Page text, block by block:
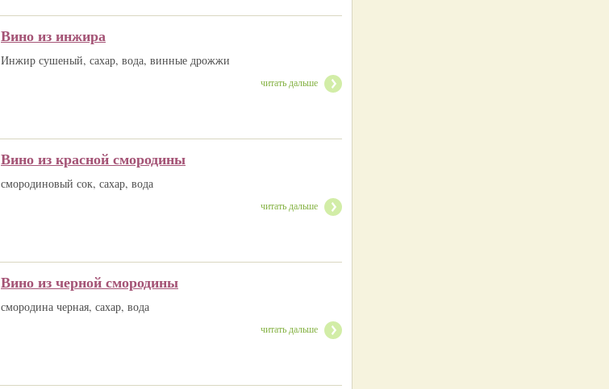
Вино из инжира
Инжир сушеный, сахар, вода, винные дрожжи
читать дальше
Вино из красной смородины
смородиновый сок, сахар, вода
читать дальше
Вино из черной смородины
смородина черная, сахар, вода
читать дальше